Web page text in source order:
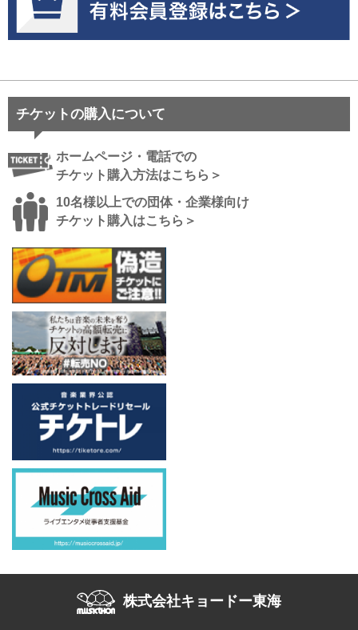
チケットの購入について
ホームページ・電話での
チケット購入方法はこちら＞
10名様以上での団体・企業様向け
チケット購入はこちら＞
株式会社キョードー東海